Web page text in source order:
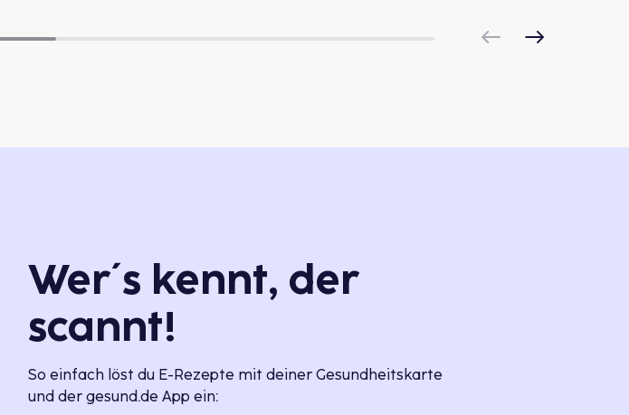
Wer´s kennt, der
scannt!
So einfach löst du E-Rezepte mit deiner Gesundheitskarte
und der gesund.de App ein: